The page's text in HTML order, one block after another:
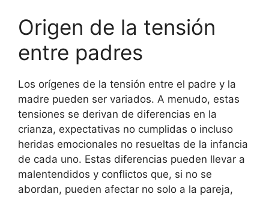
Origen de la tensión
entre padres
Los orígenes de la tensión entre el padre y la
madre pueden ser variados. A menudo, estas
tensiones se derivan de diferencias en la
crianza, expectativas no cumplidas o incluso
heridas emocionales no resueltas de la infancia
de cada uno. Estas diferencias pueden llevar a
malentendidos y conflictos que, si no se
abordan, pueden afectar no solo a la pareja,